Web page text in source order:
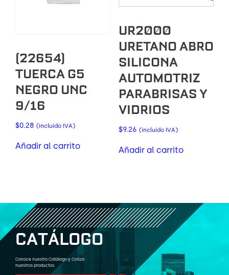
(22654)
TUERCA G5
NEGRO UNC
9/16
$0.28 (incluido IVA)
Añadir al carrito
UR2000
URETANO ABRO
SILICONA
AUTOMOTRIZ
PARABRISAS Y
VIDRIOS
$9.26 (incluido IVA)
Añadir al carrito
CATÁLOGO
Conoce nuestro Catálogo y Cotiza
nuestros productos.